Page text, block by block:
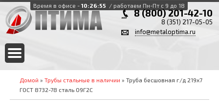
Время в офисе - 10:26:56 / работаем Пн-Пт с 9 до 18
8 (800) 201-42-10
8 (351) 217-05-05
info@metaloptima.ru
Домой » Трубы стальные в наличии » Труба бесшовная г/д 219х7
ГОСТ 8732-78 сталь 09Г2С